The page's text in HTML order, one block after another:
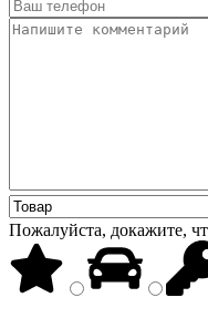
Пожалуйста, докажите,